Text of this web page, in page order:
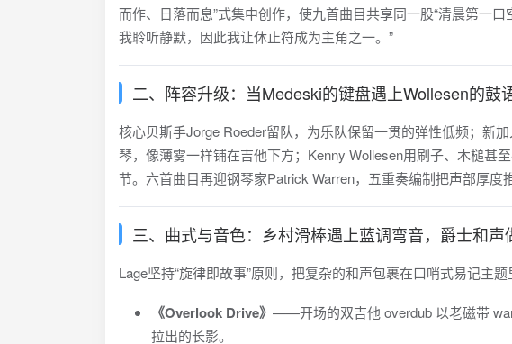
而作、日落而息”式集中创作，使九首曲目共享同一股“清晨第一
我聆听静默，因此我让休止符成为主角之一。”
二、阵容升级：当Medeski的键盘遇上Wollesen的鼓
核心贝斯手Jorge Roeder留队，为乐队保留一贯的弹性低频；新
琴，像薄雾一样铺在吉他下方；Kenny Wollesen用刷子、木槌甚
节。六首曲目再迎钢琴家Patrick Warren，五重奏编制把声部厚度
三、曲式与音色：乡村滑棒遇上蓝调弯音，爵士和声
Lage坚持“旋律即故事”原则，把复杂的和声包裹在口哨式易记主题
《Overlook Drive》 ——开场的双吉他 overdub 以老磁带
拉出的长影。